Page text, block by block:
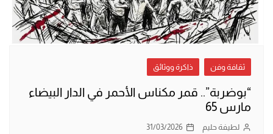
ثقافة وفن ذاكرة ووثائق
“بوضربة”.. قمر مكناس الأحمر في الدار البيضاء
مارس 65
لطيفة حليم 31/03/2026